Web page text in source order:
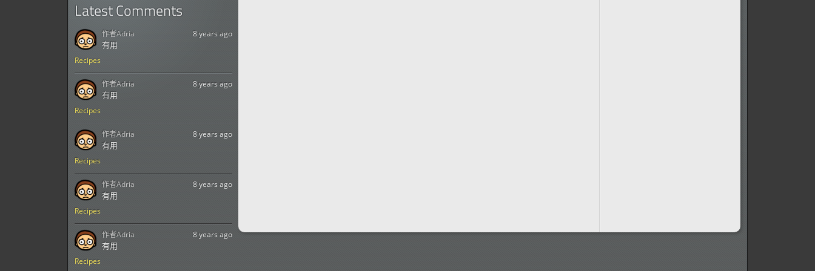
Latest Comments
Recipes
8 years ago
有用
作者Adria
Recipes
8 years ago
有用
作者Adria
Recipes
8 years ago
有用
作者Adria
Recipes
8 years ago
有用
作者Adria
Recipes
8 years ago
有用
作者Adria